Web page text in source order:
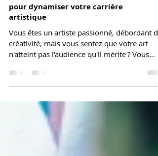
Comment collaborer efficacement
avec des artistes et influenceurs
pour dynamiser votre carrière
artistique
​Vous êtes un artiste passionné, débordant de
n'atteint pas l'audience qu'il mérite ? Vous